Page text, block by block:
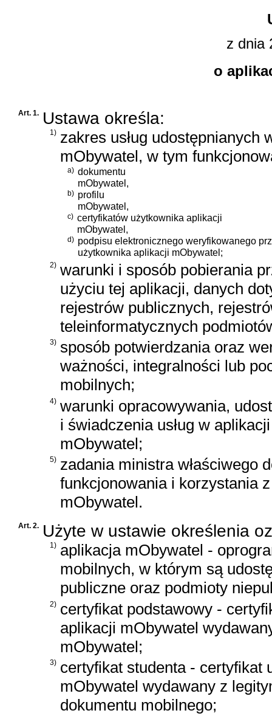
z dnia
o
Art. 1. Ustawa określa:
1) zakres usług udostępnianych
mObywatel, w tym
a) dokumentu
mObywatel,
b) profilu
mObywatel,
c) certyfikatów użytkownika aplikacji
mObywatel,
d) podpisu elektronicznego weryfikowanego
użytkownika aplikacji mObywatel;
2) warunki i sposób pobierania
użyciu tej aplikacji, danych
rejestrów publicznych,
teleinformatycznych
3) sposób potwierdzania oraz
ważności, integralności lub
mobilnych;
4) warunki opracowywania,
i świadczenia usług w aplikacji
mObywatel;
5) zadania ministra właściwego
funkcjonowania i korzystania
mObywatel.
Art. 2. Użyte w ustawie określenia
1) aplikacja mObywatel -
mobilnych, w którym są
publiczne oraz podmioty
2) certyfikat podstawowy -
aplikacji mObywatel
mObywatel;
3) certyfikat studenta - certyfikat
mObywatel wydawany z
dokumentu mobilnego;